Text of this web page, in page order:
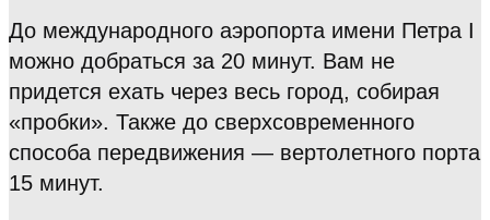
До международного аэропорта имени Петра I
можно добраться за 20 минут. Вам не
придется ехать через весь город, собирая
«пробки». Также до сверхсовременного
способа передвижения — вертолетного порта
15 минут.